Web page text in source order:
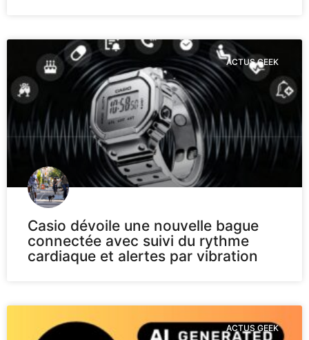
ACTUS GEEK
Casio dévoile une nouvelle bague
connectée avec suivi du rythme
cardiaque et alertes par vibration
ACTUS GEEK